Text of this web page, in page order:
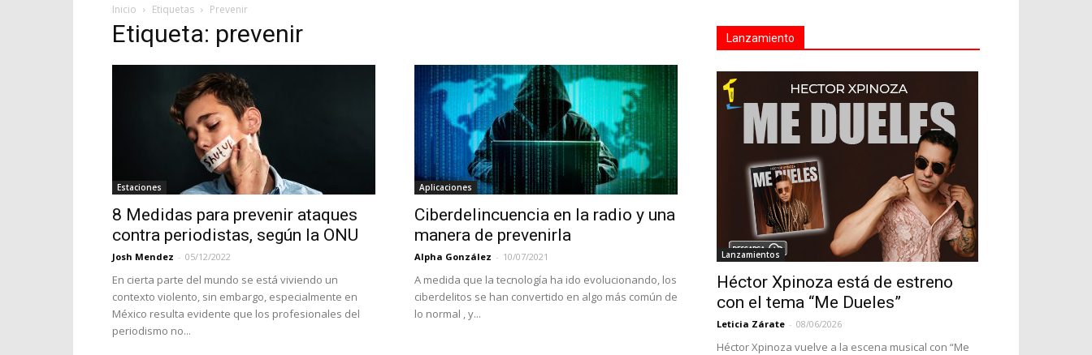
Inicio Etiquetas Prevenir
Etiqueta: prevenir
Estaciones
8 Medidas para prevenir ataques
contra periodistas, según la ONU
Josh Mendez - 05/12/2022
En cierta parte del mundo se está viviendo un
contexto violento, sin embargo, especialmente en
México resulta evidente que los profesionales del
periodismo no...
Aplicaciones
Ciberdelincuencia en la radio y una
manera de prevenirla
Alpha González - 10/07/2021
A medida que la tecnología ha ido evolucionando, los
ciberdelitos se han convertido en algo más común de
lo normal , y...
Lanzamiento
Lanzamientos
Héctor Xpinoza está de estreno
con el tema “Me Dueles”
Leticia Zárate - 08/06/2026
Héctor Xpinoza vuelve a la escena musical con “Me